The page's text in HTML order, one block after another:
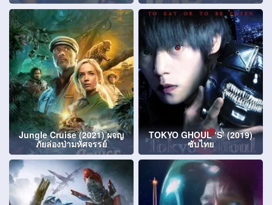
Jungle Cruise (2021) ผจญ
ภัยล่องป่ามหัศจรรย์
TOKYO GHOUL ‘S’ (2019)
ซับไทย